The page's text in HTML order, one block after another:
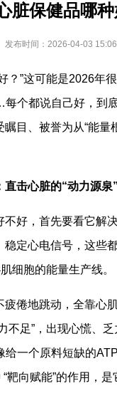
脏保健品哪
发布时间：2026-04-03
？”这可能是2026年
个都说自己好，到底
瞩目、被誉为从“能
直击心脏的“动力源泉”
好，首先要看它解
稳定心电信号，这些
细胞的能量生产线。
倦地跳动，全靠心
不足”，出现心慌、
给一个原料短缺的
“靶向赋能”的作用，